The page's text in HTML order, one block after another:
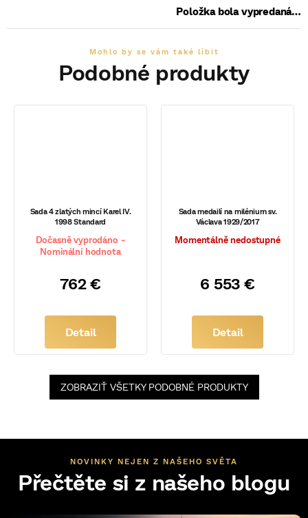
Položka bola vypredaná…
Sada 4 zlatých mincí Karel IV.
1998 Standard
Dočasně vyprodáno -
Nominální hodnota
762 €
Detail
Sada medailí na milénium sv.
Václava 1929/2017
Momentálně nedostupné
6 553 €
Detail
ZOBRAZIŤ VŠETKY PODOBNÉ PRODUKTY
NOVINKY NEJEN Z NAŠEHO SVĚTA
Přečtěte si z našeho blogu